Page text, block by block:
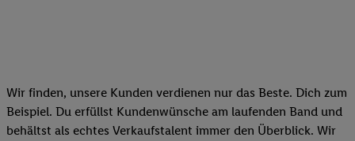
Wir finden, unsere Kunden verdienen nur das Beste. Dich zum
Beispiel. Du erfüllst Kundenwünsche am laufenden Band und
behältst als echtes Verkaufstalent immer den Überblick. Wir